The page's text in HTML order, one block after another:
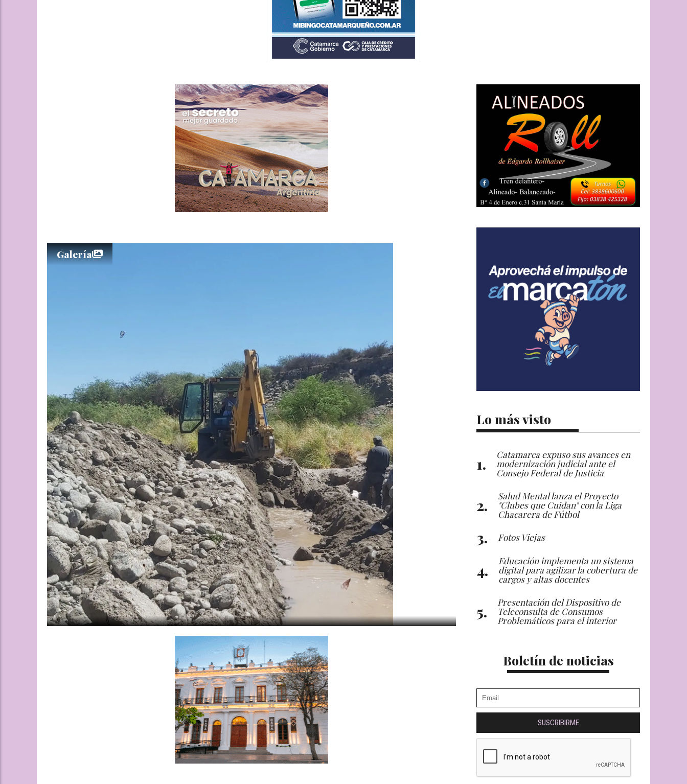
Galería
Lo más visto
Catamarca expuso sus avances en
modernización judicial ante el
Consejo Federal de Justicia
Salud Mental lanza el Proyecto
"Clubes que Cuidan" con la Liga
Chacarera de Fútbol
Fotos Viejas
Educación implementa un sistema
digital para agilizar la cobertura de
cargos y altas docentes
Presentación del Dispositivo de
Teleconsulta de Consumos
Problemáticos para el interior
Boletín de noticias
SUSCRIBIRME